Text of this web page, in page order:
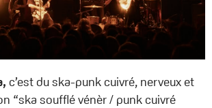
c’est du ska-punk cuivré, nerveux et
“ska soufflé vénèr / punk cuivré